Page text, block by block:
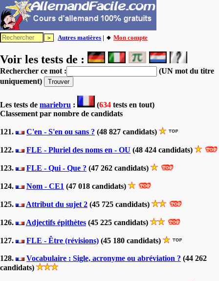
Autres matières | 🔸 Mon compte
Voir les tests de :
Rechercher ce mot :
(UN mot du titre
uniquement)
Les tests de mariebru : (634 tests en tout)
Classement par nombre de candidats
121. C'en - S'en ou sans ? (48 827 candidats)
122. FLE - Pluriel des noms en - OU (48 424 candidats)
123. FLE - Qui - Que ? (47 262 candidats)
124. Nom - CE1 (47 018 candidats)
125. Attribut du sujet 2 (45 725 candidats)
126. Adjectifs épithètes (45 225 candidats)
127. FLE - Être (révisions) (45 180 candidats)
128. Vocabulaire : Sigle, acronyme ou abréviation ? (44 262
candidats)